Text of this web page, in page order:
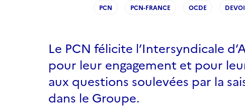
PCN PCN-FRANCE OCDE
Le PCN félicite l’Intersyndicale
pour leur engagement et pour
aux questions soulevées par la
dans le Groupe.